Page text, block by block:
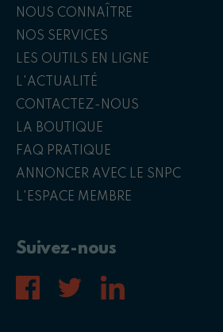
Suivez-nous
NOUS CONNAÎTRE
NOS SERVICES
LES OUTILS EN LIGNE
L'ACTUALITÉ
CONTACTEZ-NOUS
LA BOUTIQUE
FAQ PRATIQUE
ANNONCER AVEC LE SNPC
L'ESPACE MEMBRE